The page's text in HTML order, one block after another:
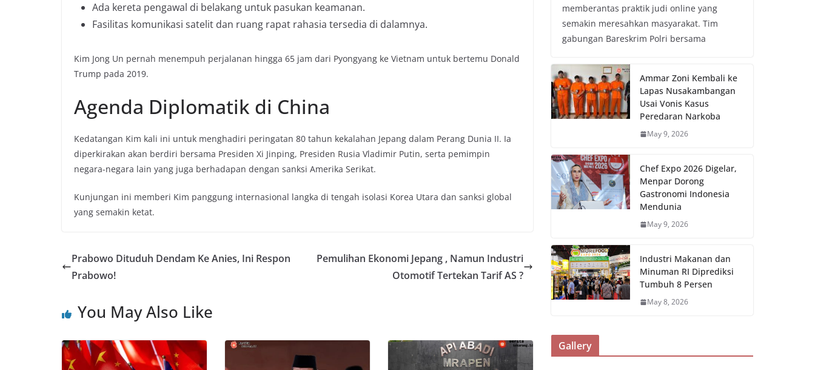
Ada kereta pengawal di belakang untuk pasukan keamanan.
Fasilitas komunikasi satelit dan ruang rapat rahasia tersedia di dalamnya.
Kim Jong Un pernah menempuh perjalanan hingga 65 jam dari Pyongyang ke Vietnam untuk bertemu Donald
Trump pada 2019.
Agenda Diplomatik di China
Kedatangan Kim kali ini untuk menghadiri peringatan 80 tahun kekalahan Jepang dalam Perang Dunia II. Ia
diperkirakan akan berdiri bersama Presiden Xi Jinping, Presiden Rusia Vladimir Putin, serta pemimpin
negara-negara lain yang juga berhadapan dengan sanksi Amerika Serikat.
Kunjungan ini memberi Kim panggung internasional langka di tengah isolasi Korea Utara dan sanksi global
yang semakin ketat.
Prabowo Dituduh Dendam Ke Anies, Ini Respon
Prabowo!
Pemulihan Ekonomi Jepang , Namun Industri
Otomotif Tertekan Tarif AS ?
You May Also Like
memberantas praktik judi online yang
semakin meresahkan masyarakat. Tim
gabungan Bareskrim Polri bersama
Ammar Zoni Kembali ke
Lapas Nusakambangan
Usai Vonis Kasus
Peredaran Narkoba
May 9, 2026
Chef Expo 2026 Digelar,
Menpar Dorong
Gastronomi Indonesia
Mendunia
May 9, 2026
Industri Makanan dan
Minuman RI Diprediksi
Tumbuh 8 Persen
May 8, 2026
Gallery